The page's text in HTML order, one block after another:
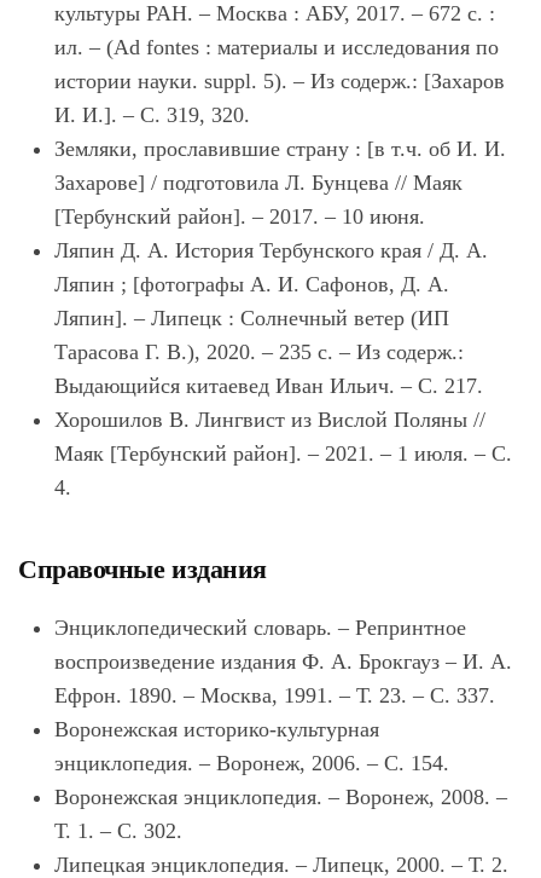
культуры РАН. – Москва : АБУ, 2017. – 672 с. :
ил. – (Ad fontes : материалы и исследования по
истории науки. suppl. 5). – Из содерж.: [Захаров
И. И.]. – С. 319, 320.
Земляки, прославившие страну : [в т.ч. об И. И.
Захарове] / подготовила Л. Бунцева // Маяк
[Тербунский район]. – 2017. – 10 июня.
Ляпин Д. А. История Тербунского края / Д. А.
Ляпин ; [фотографы А. И. Сафонов, Д. А.
Ляпин]. – Липецк : Солнечный ветер (ИП
Тарасова Г. В.), 2020. – 235 с. – Из содерж.:
Выдающийся китаевед Иван Ильич. – С. 217.
Хорошилов В. Лингвист из Вислой Поляны //
Маяк [Тербунский район]. – 2021. – 1 июля. – С.
4.
Справочные издания
Энциклопедический словарь. – Репринтное
воспроизведение издания Ф. А. Брокгауз – И. А.
Ефрон. 1890. – Москва, 1991. – Т. 23. – С. 337.
Воронежская историко-культурная
энциклопедия. – Воронеж, 2006. – С. 154.
Воронежская энциклопедия. – Воронеж, 2008. –
Т. 1. – С. 302.
Липецкая энциклопедия. – Липецк, 2000. – Т. 2.